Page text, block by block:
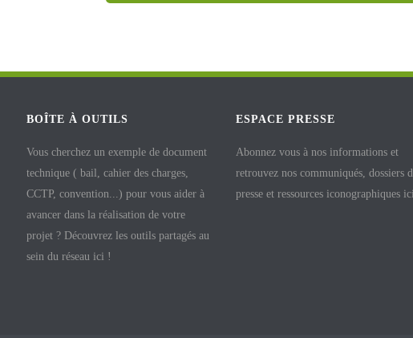
BOÎTE À OUTILS
Vous cherchez un exemple de document
technique ( bail, cahier des charges,
CCTP, convention...) pour vous aider à
avancer dans la réalisation de votre
projet ? Découvrez les outils partagés au
sein du réseau ici !
ESPACE PRESSE
Abonnez vous à nos informations et
retrouvez nos communiqués, dossiers
presse et ressources iconographiques